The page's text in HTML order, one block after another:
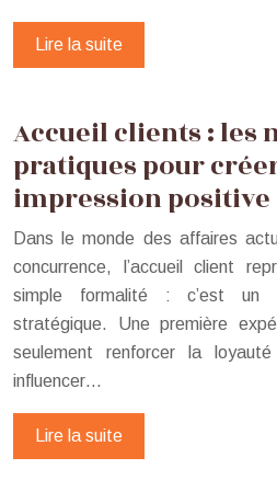
Lire la suite
Accueil clients : les
pratiques pour
impression positive
Dans le monde des affaires
concurrence, l’accueil client
simple formalité : c’est un
stratégique. Une première
seulement renforcer la
influencer…
Lire la suite